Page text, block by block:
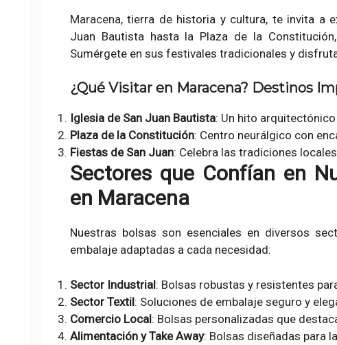
Maracena, tierra de historia y cultura, te invita a
Juan Bautista hasta la Plaza de la
Sumérgete en sus festivales tradicionales y
¿Qué Visitar en Maracena? Destinos
Iglesia de San Juan Bautista: Un hito
Plaza de la Constitución: Centro neurálgico con
Fiestas de San Juan: Celebra las tradiciones
Sectores que Confían en
en Maracena
Nuestras bolsas son esenciales en diversos
embalaje adaptadas a cada necesidad:
Sector Industrial: Bolsas robustas y resistentes
Sector Textil: Soluciones de embalaje seguro y
Comercio Local: Bolsas personalizadas que
Alimentación y Take Away: Bolsas diseñadas para